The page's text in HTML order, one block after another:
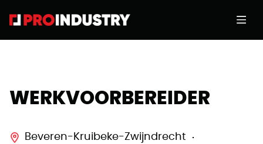
WERKVOORBEREIDER
Beveren-Kruibeke-Zwijndrecht